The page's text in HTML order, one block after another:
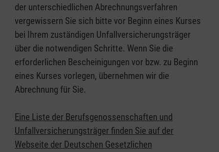
der unterschiedlichen Abrechnungsverfahren
vergewissern Sie sich bitte vor Beginn eines Kurses
bei Ihrem zuständigen Unfallversicherungsträger
über die notwendigen Schritte. Wenn Sie die
erforderlichen Bescheinigungen vor bzw. zu Beginn
eines Kurses vorlegen, übernehmen wir die
Abrechnung für Sie.
Eine Liste der Berufsgenossenschaften und
Unfallversicherungsträger finden Sie auf der
Webseite der Deutschen Gesetzlichen